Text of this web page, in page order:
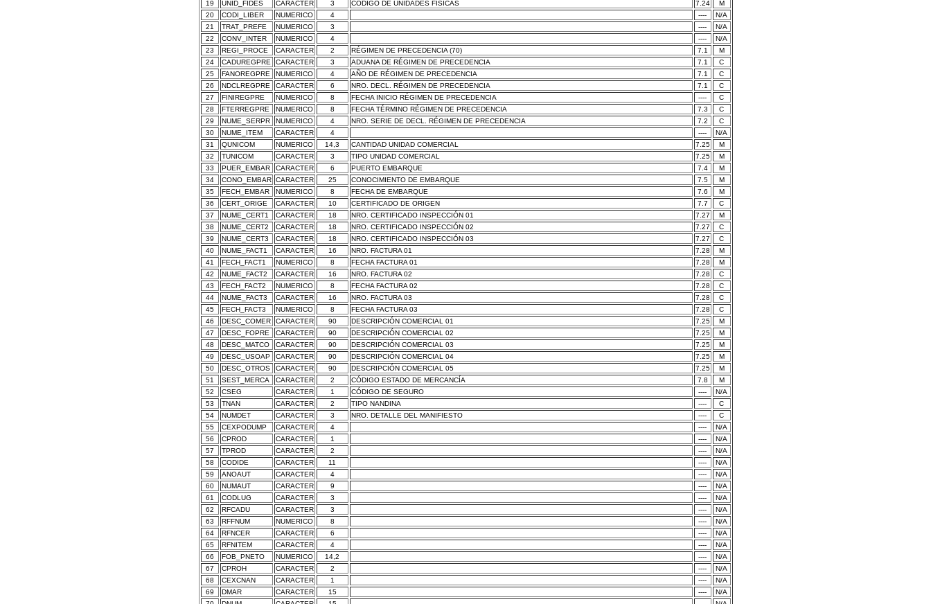
19
UNID_FIDES CARACTER 3 CÓDIGO DE UNIDADES FÍSICAS 7.24
M
20
CODI_LIBER NUMERICO 4 ----
N/A
21
TRAT_PREFE NUMERICO 3 ----
N/A
22
CONV_INTER NUMERICO 4 ----
N/A
23
REGI_PROCE CARACTER 2 RÉGIMEN DE PRECEDENCIA (70) 7.1
M
24
CADUREGPRE CARACTER 3 ADUANA DE RÉGIMEN DE PRECEDENCIA 7.1
C
25
FANOREGPRE NUMERICO 4 AÑO DE RÉGIMEN DE PRECEDENCIA 7.1
C
26
NDCLREGPRE CARACTER 6 NRO. DECL. RÉGIMEN DE PRECEDENCIA 7.1
C
27
FINIREGPRE NUMERICO 8 FECHA INICIO RÉGIMEN DE PRECEDENCIA ----
C
28
FTERREGPRE NUMERICO 8 FECHA TÉRMINO RÉGIMEN DE PRECEDENCIA 7.3
C
29
NUME_SERPR NUMERICO 4 NRO. SERIE DE DECL. RÉGIMEN DE PRECEDENCIA 7.2
C
30
NUME_ITEM CARACTER 4 ----
N/A
31
QUNICOM NUMERICO 14,3 CANTIDAD UNIDAD COMERCIAL 7.25
M
32
TUNICOM CARACTER 3 TIPO UNIDAD COMERCIAL 7.25
M
33
PUER_EMBAR CARACTER 6 PUERTO EMBARQUE 7.4
M
34
CONO_EMBAR CARACTER 25 CONOCIMIENTO DE EMBARQUE 7.5
M
35
FECH_EMBAR NUMERICO 8 FECHA DE EMBARQUE 7.6
M
36
CERT_ORIGE CARACTER 10 CERTIFICADO DE ORIGEN 7.7
C
37
NUME_CERT1 CARACTER 18 NRO. CERTIFICADO INSPECCIÓN 01 7.27
M
38
NUME_CERT2 CARACTER 18 NRO. CERTIFICADO INSPECCIÓN 02 7.27
C
39
NUME_CERT3 CARACTER 18 NRO. CERTIFICADO INSPECCIÓN 03 7.27
C
40
NUME_FACT1 CARACTER 16 NRO. FACTURA 01 7.28
M
41
FECH_FACT1 NUMERICO 8 FECHA FACTURA 01 7.28
M
42
NUME_FACT2 CARACTER 16 NRO. FACTURA 02 7.28
C
43
FECH_FACT2 NUMERICO 8 FECHA FACTURA 02 7.28
C
44
NUME_FACT3 CARACTER 16 NRO. FACTURA 03 7.28
C
45
FECH_FACT3 NUMERICO 8 FECHA FACTURA 03 7.28
C
46
DESC_COMER CARACTER 90 DESCRIPCIÓN COMERCIAL 01 7.25
M
47
DESC_FOPRE CARACTER 90 DESCRIPCIÓN COMERCIAL 02 7.25
M
48
DESC_MATCO CARACTER 90 DESCRIPCIÓN COMERCIAL 03 7.25
M
49
DESC_USOAP CARACTER 90 DESCRIPCIÓN COMERCIAL 04 7.25
M
50
DESC_OTROS CARACTER 90 DESCRIPCIÓN COMERCIAL 05 7.25
M
51
SEST_MERCA CARACTER 2 CÓDIGO ESTADO DE MERCANCÍA 7.8
M
52
CSEG CARACTER 1 CÓDIGO DE SEGURO ----
N/A
53
TNAN CARACTER 2 TIPO NANDINA ----
C
54
NUMDET CARACTER 3 NRO. DETALLE DEL MANIFIESTO ----
C
55
CEXPODUMP CARACTER 4 ----
N/A
56
CPROD CARACTER 1 ----
N/A
57
TPROD CARACTER 2 ----
N/A
58
CODIDE CARACTER 11 ----
N/A
59
ANOAUT CARACTER 4 ----
N/A
60
NUMAUT CARACTER 9 ----
N/A
61
CODLUG CARACTER 3 ----
N/A
62
RFCADU CARACTER 3 ----
N/A
63
RFFNUM NUMERICO 8 ----
N/A
64
RFNCER CARACTER 6 ----
N/A
65
RFNITEM CARACTER 4 ----
N/A
66
FOB_PNETO NUMERICO 14,2 ----
N/A
67
CPROH CARACTER 2 ----
N/A
68
CEXCNAN CARACTER 1 ----
N/A
69
DMAR CARACTER 15 ----
N/A